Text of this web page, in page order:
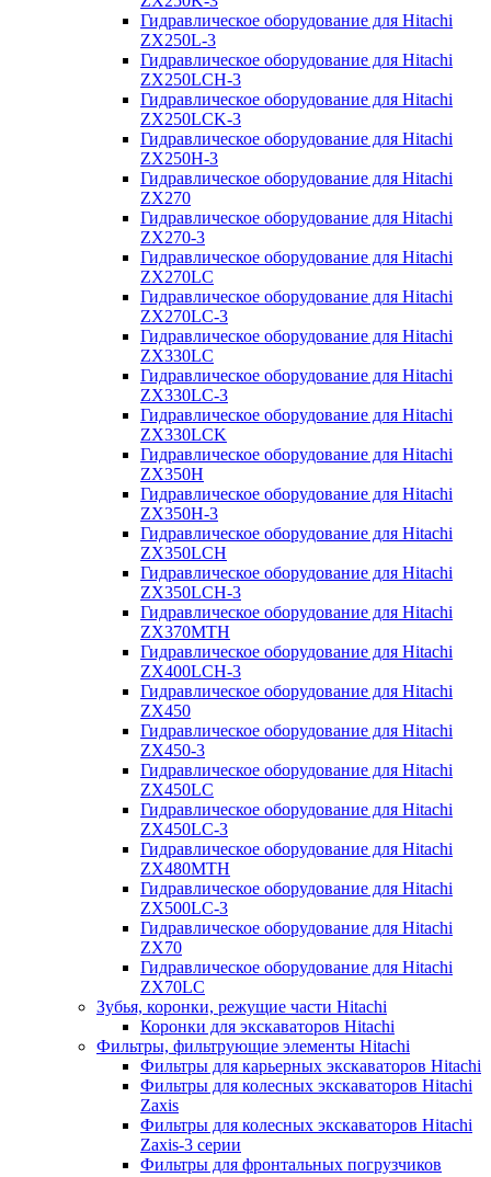
Гидравлическое оборудование для Hitachi
ZX250L-3
Гидравлическое оборудование для Hitachi
ZX250LCH-3
Гидравлическое оборудование для Hitachi
ZX250LCK-3
Гидравлическое оборудование для Hitachi
ZX250Н-3
Гидравлическое оборудование для Hitachi
ZX270
Гидравлическое оборудование для Hitachi
ZX270-3
Гидравлическое оборудование для Hitachi
ZX270LC
Гидравлическое оборудование для Hitachi
ZX270LC-3
Гидравлическое оборудование для Hitachi
ZX330LC
Гидравлическое оборудование для Hitachi
ZX330LC-3
Гидравлическое оборудование для Hitachi
ZX330LCK
Гидравлическое оборудование для Hitachi
ZX350H
Гидравлическое оборудование для Hitachi
ZX350H-3
Гидравлическое оборудование для Hitachi
ZX350LCH
Гидравлическое оборудование для Hitachi
ZX350LCH-3
Гидравлическое оборудование для Hitachi
ZX370MTH
Гидравлическое оборудование для Hitachi
ZX400LCH-3
Гидравлическое оборудование для Hitachi
ZX450
Гидравлическое оборудование для Hitachi
ZX450-3
Гидравлическое оборудование для Hitachi
ZX450LC
Гидравлическое оборудование для Hitachi
ZX450LC-3
Гидравлическое оборудование для Hitachi
ZX480MTH
Гидравлическое оборудование для Hitachi
ZX500LC-3
Гидравлическое оборудование для Hitachi
ZX70
Гидравлическое оборудование для Hitachi
ZX70LC
Зубья, коронки, режущие части Hitachi
Коронки для экскаваторов Hitachi
Фильтры, фильтрующие элементы Hitachi
Фильтры для карьерных экскаваторов Hitachi
Фильтры для колесных экскаваторов Hitachi
Zaxis
Фильтры для колесных экскаваторов Hitachi
Zaxis-3 серии
Фильтры для фронтальных погрузчиков